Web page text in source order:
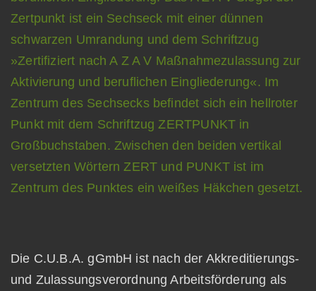
Die C.U.B.A. gGmbH ist nach der Akkreditierungs-
und Zulassungsverordnung Arbeitsförderung als